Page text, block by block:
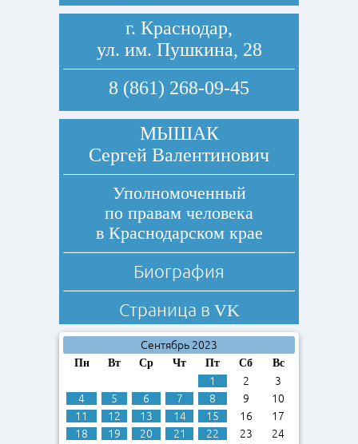
г. Краснодар,
ул. им. Пушкина, 28
8 (861) 268-09-45
МЫШАК
Сергей Валентинович
Уполномоченный
по правам человека
в Краснодарском крае
Биография
Страница в VK
Сентябрь 2023
Пн Вт Ср Чт Пт Сб Вс
1 2
3
4
5 6 7 8 9
10
11
12 13 14 15 16
17
18
19 20 21 22 23
24